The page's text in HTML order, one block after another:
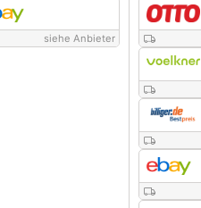
siehe Anbieter